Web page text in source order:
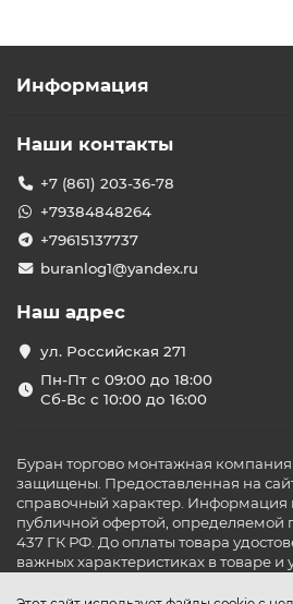
Информация
Наши контакты
+7 (861) 203-36-78
+79384848264
+79615137737
buranlog1@yandex.ru
Наш адрес
ул. Российская 271
Пн-Пт с 09:00 до 18:00
Сб-Вс с 10:00 до 16:00
Буран торгово монтажная
защищены. Предоставленная на
справочный характер. Информация
публичной офертой, определяемой
437 ГК РФ. До оплаты товара
важных характеристиках в товаре и